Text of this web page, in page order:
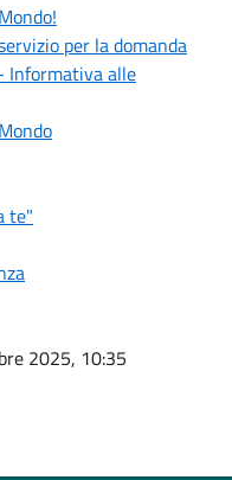
per la domanda
Informativa alle
te"
2025, 10:35